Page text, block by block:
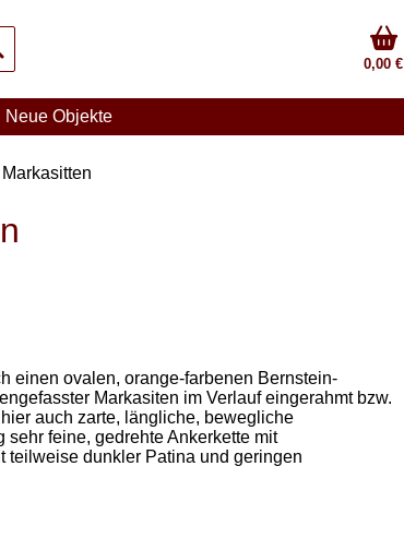
0,00 €
Neue Objekte
einen ovalen, orange-farbenen Bernstein-
Markasiten im Verlauf eingerahmt bzw.
auch zarte, längliche, bewegliche
feine, gedrehte Ankerkette mit
teilweise dunkler Patina und geringen